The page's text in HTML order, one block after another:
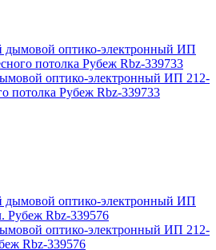
оптико-электронный ИП 212-
потолка Рубеж Rbz-339733
оптико-электронный ИП 212-
Rbz-339576